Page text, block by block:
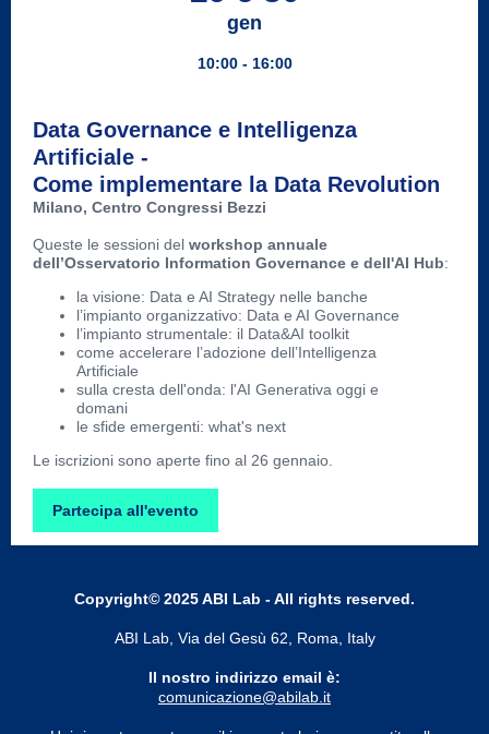
gen
10:00 - 16:00
Data Governance e Intelligenza
Artificiale -
Come implementare la Data Revolution
Milano, Centro Congressi Bezzi
Queste le sessioni del workshop annuale
dell’Osservatorio Information Governance e dell'AI Hub:
la visione: Data e AI Strategy nelle banche
l’impianto organizzativo: Data e AI Governance
l’impianto strumentale: il Data&AI toolkit
come accelerare l’adozione dell’Intelligenza
Artificiale
sulla cresta dell'onda: l'AI Generativa oggi e
domani
le sfide emergenti: what's next
Le iscrizioni sono aperte fino al 26 gennaio.
Partecipa all'evento
Copyright©2025 ABI Lab - All rights reserved.
ABI Lab, Via del Gesù 62, Roma, Italy
Il nostro indirizzo email è:
comunicazione@abilab.it